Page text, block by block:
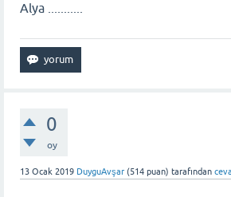
Alya ...........
0
oy
13 Ocak 2019 DuyguAvşar (514 puan) tarafından